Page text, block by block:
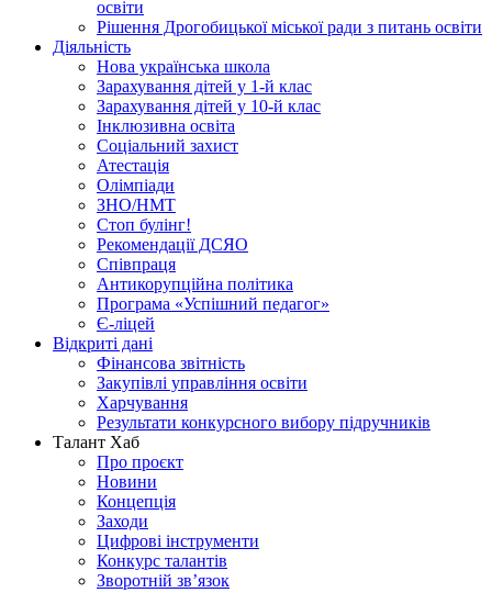
освіти
Рішення Дрогобицької міської ради з питань освіти
Діяльність
Нова українська школа
Зарахування дітей у 1-й клас
Зарахування дітей у 10-й клас
Інклюзивна освіта
Соціальний захист
Атестація
Олімпіади
ЗНО/НМТ
Стоп булінг!
Рекомендації ДСЯО
Співпраця
Антикорупційна політика
Програма «Успішний педагог»
Є-ліцей
Відкриті дані
Фінансова звітність
Закупівлі управління освіти
Харчування
Результати конкурсного вибору підручників
Талант Хаб
Про проєкт
Новини
Концепція
Заходи
Цифрові інструменти
Конкурс талантів
Зворотній зв’язок